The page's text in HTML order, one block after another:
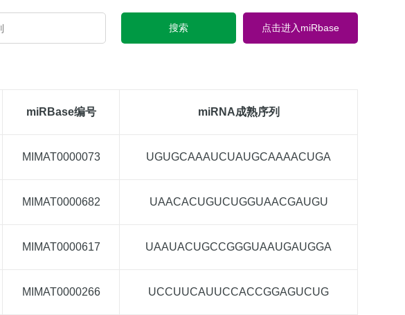
搜索 点击进入miRbase
miRBase编号 miRNA成熟序列
MIMAT0000073 UGUGCAAAUCUAUGCAAAACUGA
MIMAT0000682 UAACACUGUCUGGUAACGAUGU
MIMAT0000617 UAAUACUGCCGGGUAAUGAUGGA
MIMAT0000266 UCCUUCAUUCCACCGGAGUCUG